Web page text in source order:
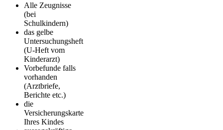
Alle Zeugnisse
(bei
Schulkindern)
das gelbe
Untersuchungsheft
(U-Heft vom
Kinderarzt)
Vorbefunde falls
vorhanden
(Arztbriefe,
Berichte etc.)
die
Versicherungskarte
Ihres Kindes